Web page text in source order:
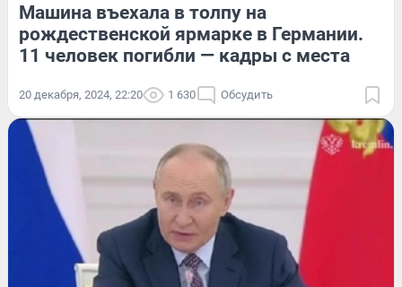
Машина въехала в толпу на
рождественской ярмарке в Германии.
11 человек погибли — кадры с места
20 декабря, 2024, 22:20 1 630 Обсудить